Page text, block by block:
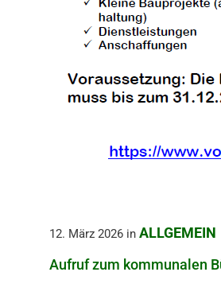
12. März 2026 in ALLGEMEIN
Aufruf zum kommunalen